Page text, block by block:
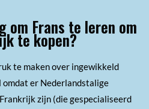
om Frans te leren om
te kopen?
te maken over ingewikkeld
er Nederlandstalige
zijn (die gespecialiseerd